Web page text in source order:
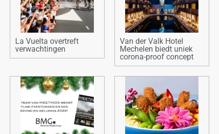
La Vuelta overtreft
verwachtingen
Van der Valk Hotel
Mechelen biedt uniek
corona-proof concept